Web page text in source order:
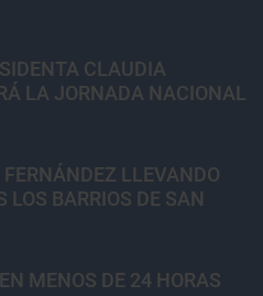
CLAUDIA
LA JORNADA NACIONAL
LLEVANDO
LOS BARRIOS DE SAN
MENOS DE 24 HORAS